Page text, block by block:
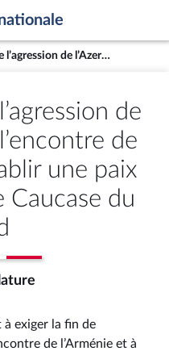
Exiger la fin de l’agression de l’Azerbaïdjan à l’encontre de l’Arménie et établir une paix durable dans le Caucase du Sud
de
de
une paix
Caucase du
exiger la fin de
de l’Arménie et à